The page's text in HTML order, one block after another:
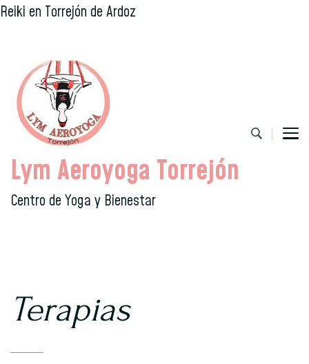
Reiki en Torrejón de Ardoz
Lym Aeroyoga Torrejón
Centro de Yoga y Bienestar
Terapias